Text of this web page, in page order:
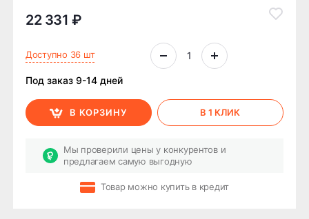
22 331 ₽
Доступно 36 шт
Под заказ 9-14 дней
В КОРЗИНУ В 1 КЛИК
Мы проверили цены у конкурентов и
предлагаем самую выгодную
Товар можно купить в кредит